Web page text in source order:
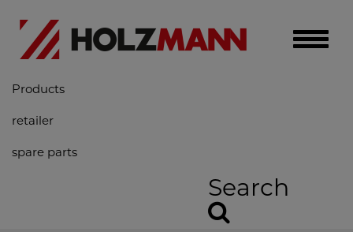
Toggle
Products
retailer
spare parts
Search